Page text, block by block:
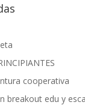
cooperativa
breakout edu y